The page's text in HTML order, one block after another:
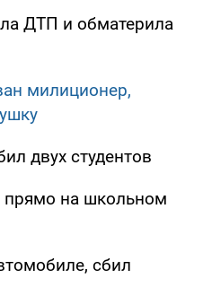
ДТП и обматерила
милиционер,
двух студентов
прямо на школьном
сбил